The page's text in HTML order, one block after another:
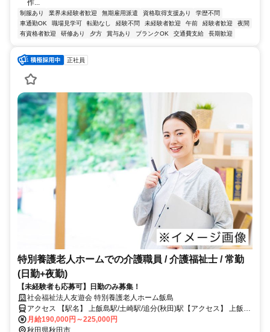
作...
制服あり 業界未経験者歓迎 無期雇用派遣 資格取得支援あり
学歴不問
車通勤OK
職場見学可 転勤なし 経験不問 未経験者歓迎 午前 経験者歓迎
夜間
有資格者歓迎
研修あり 夕方 賞与あり ブランクOK 交通費支給 長期歓迎
正社員
特別養護老人ホームでの介護職員 / 介護福祉士 / 常勤
(日勤+夜勤)
【未経験者も応募可】日勤のみ募集！
社会福祉法人友遊会 特別養護老人ホーム飯島
アクセス 【駅名】 上飯島駅/土崎駅/追分(秋田)駅【アクセス】 上飯島
駅から徒歩9分
月給190,000円～225,000円
秋田県秋田市